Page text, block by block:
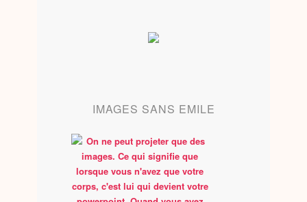
IMAGES SANS EMILE